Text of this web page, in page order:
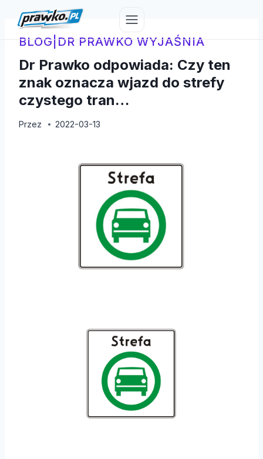
treściBLOG| DR PRAWKO WYJAŚNIA
Dr Prawko odpowiada: Czy ten
znak oznacza wjazd do strefy
czystego tran…
Przez 2022-03-13